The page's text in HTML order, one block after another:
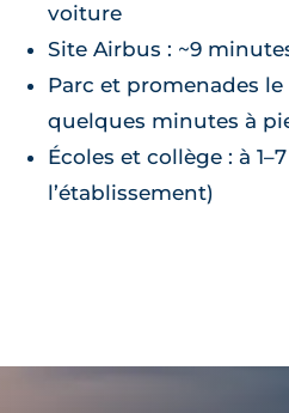
voiture
Site Airbus : ~9
Parc et promenades
quelques minutes à
Écoles et collège : à
l’établissement)